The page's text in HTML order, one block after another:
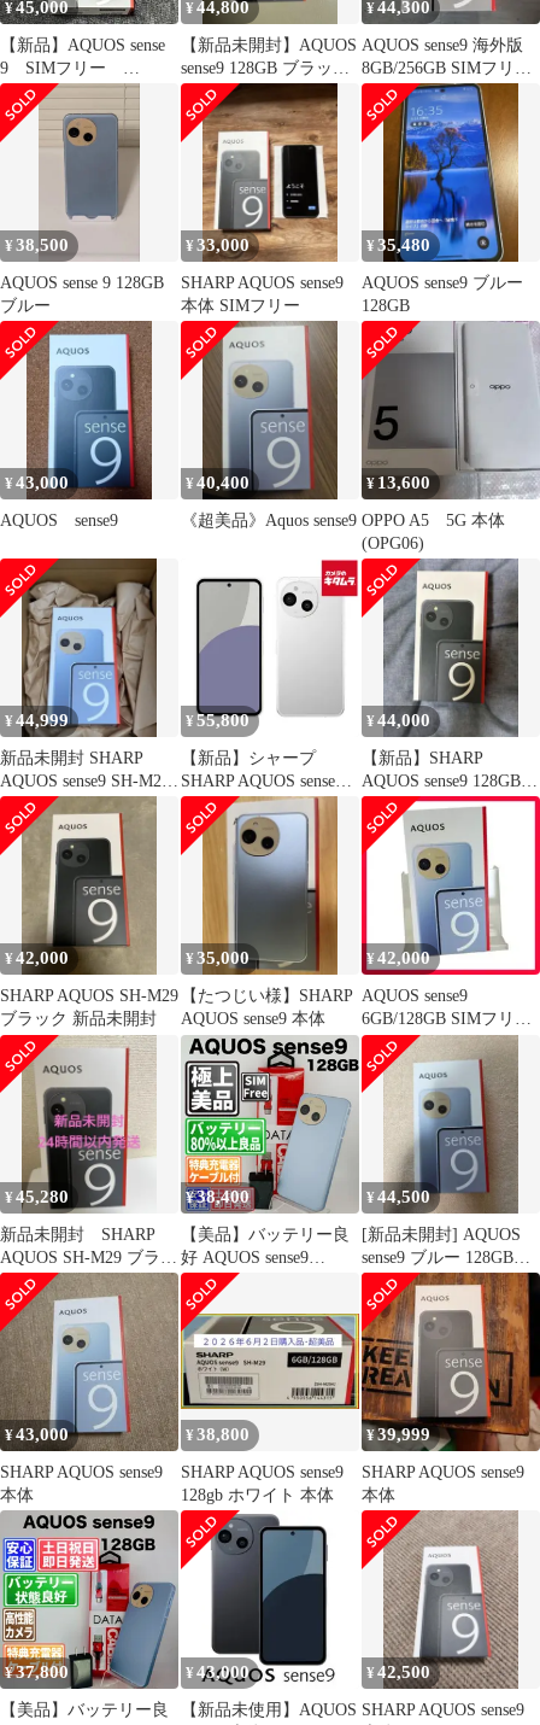
¥45,000
【新品】AQUOS sense
9 SIMフリー
6GB/128GB ホワイト
¥44,800
【新品未開封】AQUOS
sense9 128GB ブラック
SIMフリー
¥44,300
AQUOS sense9 海外版
8GB/256GB SIMフリー
未使用
¥38,500
AQUOS sense 9 128GB
ブルー
¥33,000
SHARP AQUOS sense9
本体 SIMフリー
¥35,480
AQUOS sense9 ブルー
128GB
¥43,000
AQUOS sense9
¥40,400
《超美品》Aquos sense9
¥ 13,600
OPPO A5 5G 本体
(OPG06)
¥44,999
新品未開封 SHARP
AQUOS sense9 SH-M29
ブルー 本体
¥ 55,800
【新品】シャープ
SHARP AQUOS sense9
6.1インチ SIMフリース
マートフォン ホワイト
SH-M29A-W/RAM
6GB/ROM 128GB 《納
期約１－２週間》
¥44,000
【新品】SHARP
AQUOS sense9 128GB
SH-M29 ブラック
¥42,000
SHARP AQUOS SH-M29
ブラック 新品未開封
¥35,000
【たつじい様】SHARP
AQUOS sense9 本体
¥ 42,000
AQUOS sense9
6GB/128GB SIMフリー
シャープ 送料無料
¥45,280
新品未開封 SHARP
AQUOS SH-M29 ブラッ
ク
¥38,400
【美品】バッテリー良
好 AQUOS sense9
A405SH 128GB ブルー
SIMフリー(simロック解
除済) 中古 本体 動作確
認済 【最短送料無料】
M-301
¥44,500
[新品未開封] AQUOS
sense9 ブルー 128GB
SH-M29
¥43,000
SHARP AQUOS sense9
本体
¥38,800
SHARP AQUOS sense9
128gb ホワイト 本体
¥39,999
SHARP AQUOS sense9
本体
¥37,800
【美品】バッテリー良
¥ 43,000
【新品未使用】AQUOS
¥42,500
SHARP AQUOS sense9